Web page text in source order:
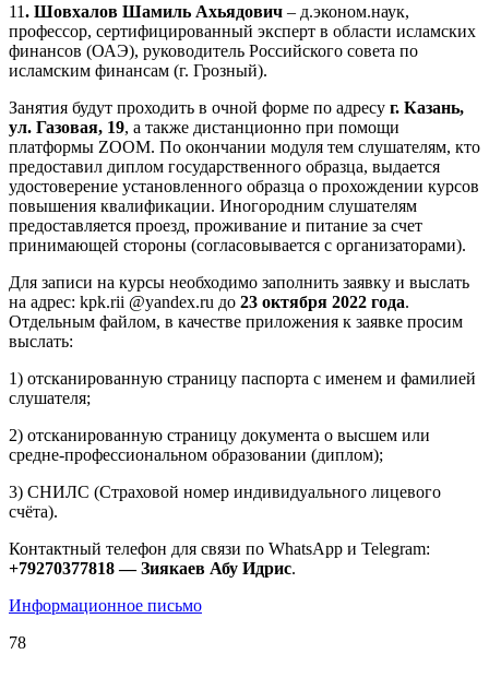
11. Шовхалов Шамиль Ахьядович – д.эконом.наук,
профессор, сертифицированный эксперт в области исламских
финансов (ОАЭ), руководитель Российского совета по
исламским финансам (г. Грозный).
Занятия будут проходить в очной форме по адресу г. Казань,
ул. Газовая, 19, а также дистанционно при помощи
платформы ZOOM. По окончании модуля тем слушателям, кто
предоставил диплом государственного образца, выдается
удостоверение установленного образца о прохождении курсов
повышения квалификации. Иногородним слушателям
предоставляется проезд, проживание и питание за счет
принимающей стороны (согласовывается с организаторами).
Для записи на курсы необходимо заполнить заявку и выслать
на адрес: kpk.rii @yandex.ru до 23 октября 2022 года.
Отдельным файлом, в качестве приложения к заявке просим
выслать:
1) отсканированную страницу паспорта с именем и фамилией
слушателя;
2) отсканированную страницу документа о высшем или
средне-профессиональном образовании (диплом);
3) СНИЛС (Страховой номер индивидуального лицевого
счёта).
Контактный телефон для связи по WhatsApp и Telegram:
+79270377818 — Зиякаев Абу Идрис.
Информационное письмо
78